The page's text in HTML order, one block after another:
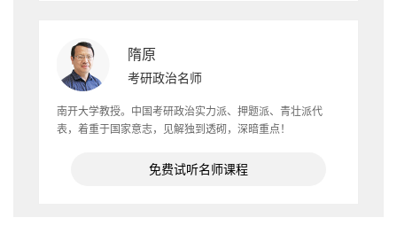
隋原
考研政治名师
南开大学教授。中国考研政治实力派、押题派、青壮派代
表，着重于国家意志，见解独到透砌，深暗重点！
免费试听名师课程